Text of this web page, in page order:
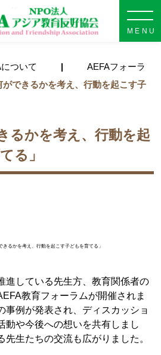
ついて
AEFAフォーラ
ができるかを考え、行動を起こす子
るかを考え、行動を起
る」
進している先生方、教育関係者の
教育フォーラムが開催されま
事例が発表され、ディスカッショ
動や今後への想いを共有しまし
生たちの交流も広がりました。